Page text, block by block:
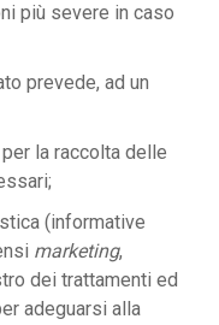
più severe in caso
prevede, ad un
la raccolta delle
(informative
marketing,
dei trattamenti ed
adeguarsi alla